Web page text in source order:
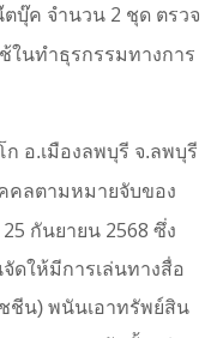
ตบุ๊ค จำนวน 2 ชุด ตรวจ
ในทำธุรกรรมทางการ
ก อ.เมืองลพบุรี จ.ลพบุรี
คลตามหมายจับของ
25 กันยายน 2568 ซึ่ง
ดให้มีการเล่นทางสื่อ
ชีน) พนันเอาทรัพย์สิน